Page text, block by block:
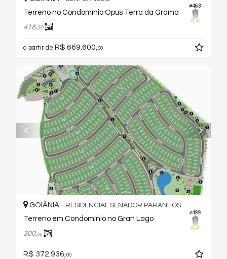
#463
Terreno no Condomínio Opus Terra da Grama
418,50
a partir de R$ 669.600,00
#499
GOIÂNIA - RESIDENCIAL SENADOR PARANHOS
Terreno em Condomínio no Gran Lago
300,00
R$ 372.936, 00